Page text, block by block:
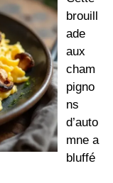
brouill
ade
aux
cham
pigno
ns
d’auto
mne a
bluffé